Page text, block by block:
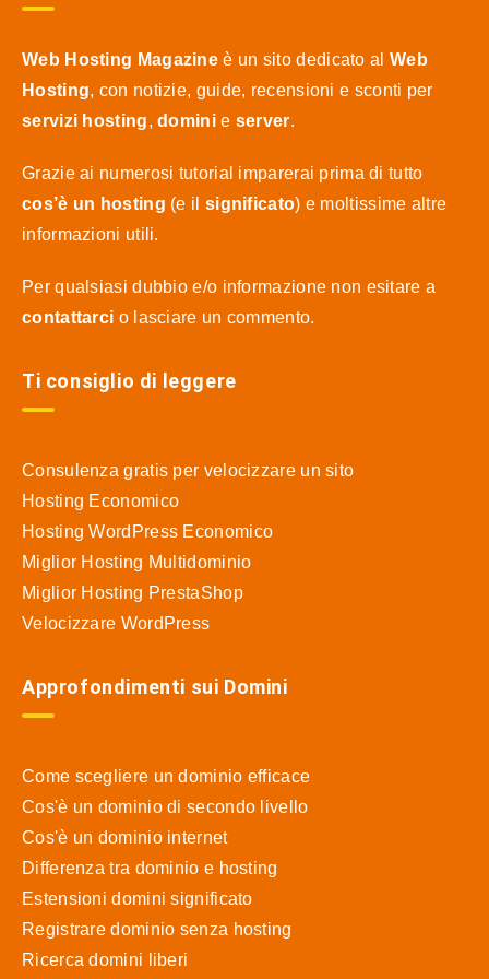
Web Hosting Magazine è un sito dedicato al Web
Hosting, con notizie, guide, recensioni e sconti per
servizi hosting,dominie server.
Grazie ai numerosi tutorial imparerai prima di tutto
cos’è un hosting (e il significato) e moltissime altre
informazioni utili.
Per qualsiasi dubbio e/o informazione non esitare a
contattarci o lasciare un commento.
Ti consiglio di leggere
Consulenza gratis per velocizzare un sito
Hosting Economico
Hosting WordPress Economico
Miglior Hosting Multidominio
Miglior Hosting PrestaShop
Velocizzare WordPress
Approfondimenti sui Domini
Come scegliere un dominio efficace
Cos'è un dominio di secondo livello
Cos'è un dominio internet
Differenza tra dominio e hosting
Estensioni domini significato
Registrare dominio senza hosting
Ricerca domini liberi